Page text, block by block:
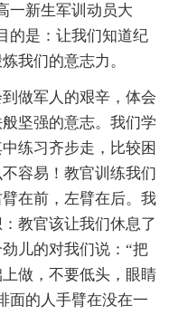
一新生军训动员大
的是：让我们知道纪
我们的意志力。
做军人的艰辛，体会
坚强的意志。我们学
练习齐步走，比较困
容易！教官训练我们
在前，左臂在后。我
教官该让我们休息了
儿的对我们说：“把
做，不要低头，眼睛
面的人手臂在没在一